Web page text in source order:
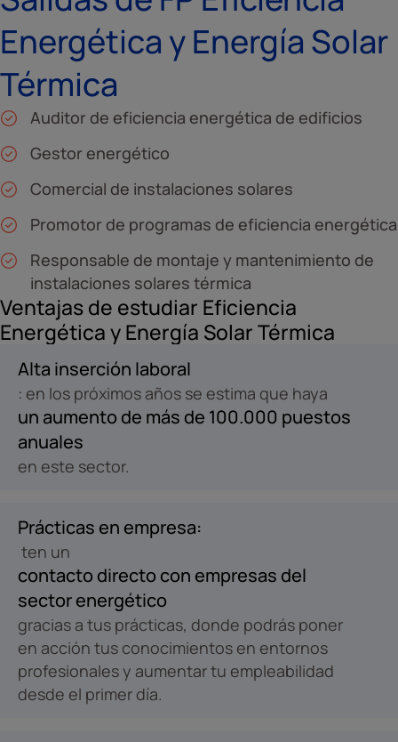
Energética y Energía Solar
Térmica
Auditor de eficiencia energética de edificios
Gestor energético
Comercial de instalaciones solares
Promotor de programas de eficiencia energética
Responsable de montaje y mantenimiento de
instalaciones solares térmica
Ventajas de estudiar Eficiencia
Energética y Energía Solar Térmica
Alta inserción laboral
: en los próximos años se estima que haya
un aumento de más de 100.000 puestos
anuales
en este sector.
Prácticas en empresa:
ten un
contacto directo con empresas del
sector energético
gracias a tus prácticas, donde podrás poner
en acción tus conocimientos en entornos
profesionales y aumentar tu empleabilidad
desde el primer día.